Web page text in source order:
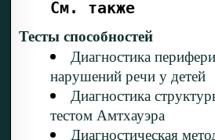
См. также
Тесты способностей
Диагностика
нарушений речи у детей
Диагностика
тестом Амтхауэра
Диагностическая